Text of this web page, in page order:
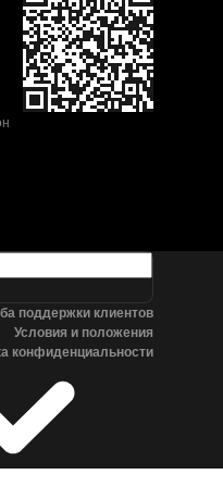
поддержки клиентов
Условия и положения
конфиденциальности